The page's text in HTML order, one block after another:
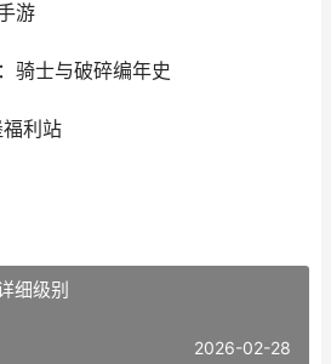
游
骑士与破碎编年史
利站
细级别
2026-02-28